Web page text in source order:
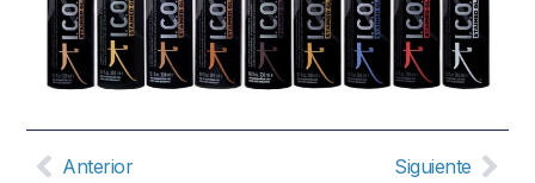
Anterior Siguiente